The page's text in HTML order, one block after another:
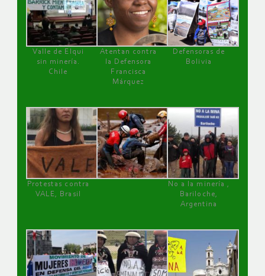
Valle de Elqui
sin minería.
Chile
Atentan contra
la Defensora
Francisca
Márquez
Defensoras de
Bolivia
Protestas contra
VALE, Brasil
No a la minería ,
Bariloche,
Argentina